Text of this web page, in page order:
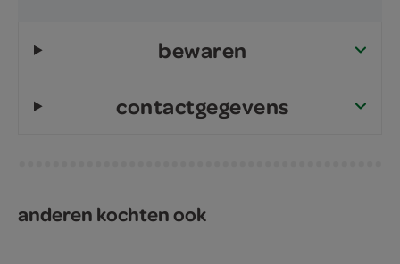
bewaren
contactgegevens
anderen kochten ook